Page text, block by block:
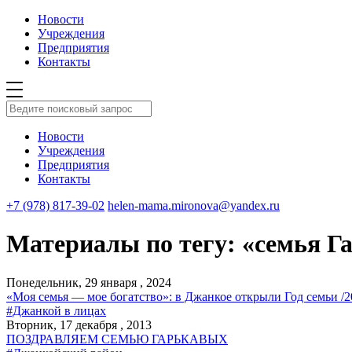
Новости
Учреждения
Предприятия
Контакты
Новости
Учреждения
Предприятия
Контакты
+7 (978) 817-39-02 helen-mama.mironova@yandex.ru
Материалы по тегу: «семья
Понедельник, 29 января , 2024
«Моя семья — мое богатство»: в Джанкое открыли Год семьи /
#Джанкой в лицах
Вторник, 17 декабря , 2013
ПОЗДРАВЛЯЕМ СЕМЬЮ ГАРЬКАВЫХ